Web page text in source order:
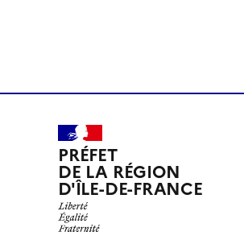
PRÉFET
DE LA RÉGION
D'ÎLE-DE-FRANCE